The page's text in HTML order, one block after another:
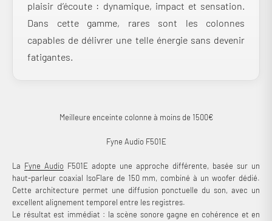
plaisir d’écoute : dynamique, impact et sensation.
Dans cette gamme, rares sont les colonnes
capables de délivrer une telle énergie sans devenir
fatigantes.
Meilleure enceinte colonne à moins de 1500€
Fyne Audio F501E
La Fyne Audio F501E adopte une approche différente, basée sur un
haut-parleur coaxial IsoFlare de 150 mm, combiné à un woofer dédié.
Cette architecture permet une diffusion ponctuelle du son, avec un
excellent alignement temporel entre les registres.
Le résultat est immédiat : la scène sonore gagne en cohérence et en